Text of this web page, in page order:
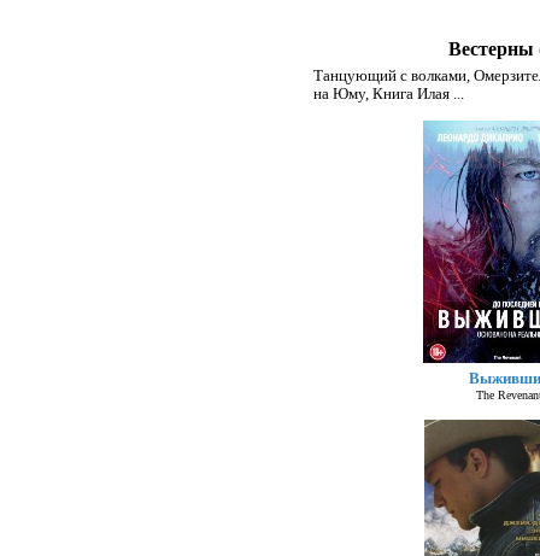
Вестерны
Танцующий с волками,
на Юму, Книга Илая ...
The